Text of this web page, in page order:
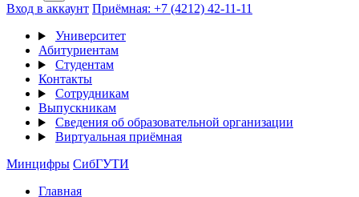
Вход в аккаунт Приёмная: +7 (4212) 42-11-11
Университет
Абитуриентам
Студентам
Контакты
Сотрудникам
Выпускникам
Сведения об образовательной организации
Виртуальная приёмная
Минцифры СибГУТИ
Главная